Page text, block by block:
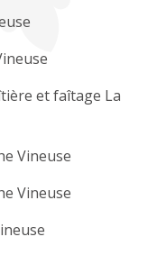
et faîtage La
Vineuse
Vineuse